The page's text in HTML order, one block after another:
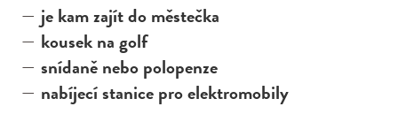
je kam zajít do městečka
kousek na golf
snídaně nebo polopenze
nabíjecí stanice pro elektromobily